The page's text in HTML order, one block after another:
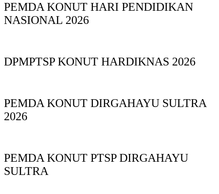
PEMDA KONUT HARI PENDIDIKAN
NASIONAL 2026
DPMPTSP KONUT HARDIKNAS 2026
PEMDA KONUT DIRGAHAYU SULTRA
2026
PEMDA KONUT PTSP DIRGAHAYU
SULTRA